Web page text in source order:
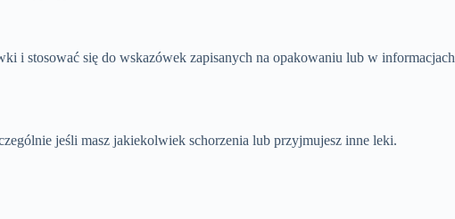
i stosować się do wskazówek zapisanych na opakowaniu lub w informacjach
jeśli masz jakiekolwiek schorzenia lub przyjmujesz inne leki.